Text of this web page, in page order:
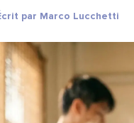
par Marco Lucchetti